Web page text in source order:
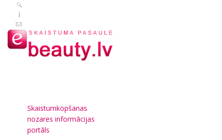
Skaistumkopšanas
nozares informācijas
portāls